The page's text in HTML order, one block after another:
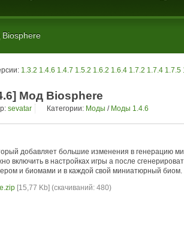
1.3.2 1.4.6 1.4.7 1.5.2 1.6.2 1.6.4 1.7.2 1.7.4 1.7.5
Мод Biosphere
sevatar Категории: Моды / Моды 1.4.6
добавляет большие изменения в генерацию
включить в настройках игры а после
и биомами и в каждой свой миниатюрный биом.
[15,77 Kb] (cкачиваний: 480)